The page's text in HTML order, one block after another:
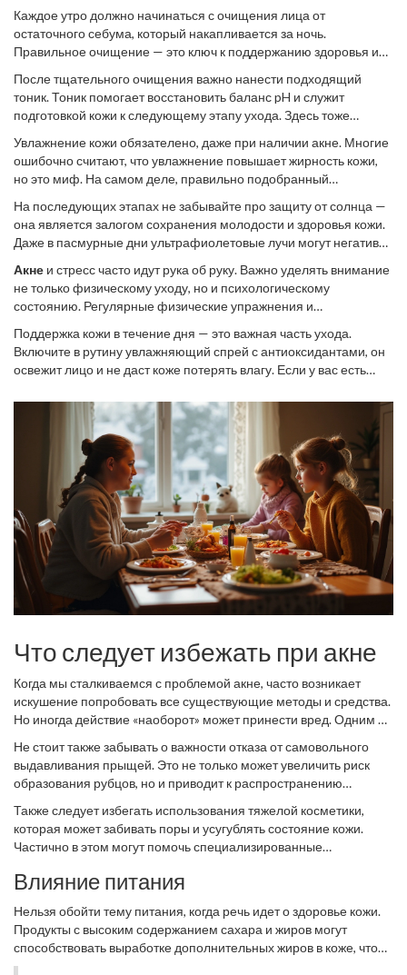
нужды и ожидания, только тогда вы сможете подобрать
действительно эффективные косметические средства.
Каждое утро должно начинаться с очищения лица от
остаточного себума, который накапливается за ночь.
Правильное очищение — это ключ к поддержанию здоровья и
использовать деликатное средство, которое не будет
пересушивать кожу. Выбирайте средства, содержащие
успокаивающие и противовоспалительные компоненты, такие
как алоэ вера или зеленый чай. Избегайте агрессивных
очищающих средств, содержащих спирт, так как они могут
привести к раздражению и увеличению выработки кожного
После тщательного очищения важно нанести подходящий
тоник. Тоник помогает восстановить баланс pH и служит
подготовкой кожи к следующему этапу ухода. Здесь тоже
Идеальными будут тоники, обогащенные такими
ингредиентами как ниацинамид, который помогает улучшить
текстуру кожи и уменьшить покраснения. Поддерживайте этот
ежедневный ритуал — это станет замечательной основой для
улучшения состояния кожи.
Увлажнение кожи обязателено, даже при наличии акне. Многие
ошибочно считают, что увлажнение повышает жирность кожи,
но это миф. На самом деле, правильно подобранный
влаги в норме. Ищите легкие кремы с матирующим эффектом
или содержащие гиалуроновую кислоту, которая прекрасно
насыщает кожу влагой, не забивая при этом поры.
На последующих этапах не забывайте про защиту от солнца —
она является залогом сохранения молодости и здоровья кожи.
Даже в пасмурные дни ультрафиолетовые лучи могут негативно
30, чтобы обезопасить кожу от преждевременного старения и
гиперпигментации из-за акне. Кремы с защитой от солнца
позволяют коже дышать и защищают её, что особенно важно
после применения эксфолиантов или кислот.
Акне и стресс часто идут рука об руку. Важно уделять внимание
не только физическому уходу, но и психологическому
состоянию. Регулярные физические упражнения и
помогает уменьшить уровень стресса и, как следствие,
сократить количество высыпаний. Заведите себе привычку
отдыхать и проводить время на свежем воздухе — это
Поддержка кожи в течение дня — это важная часть ухода.
Включите в рутину увлажняющий спрей с антиоксидантами, он
освежит лицо и не даст коже потерять влагу. Если у вас есть
проводите меньше времени в кондиционированных
помещениях, так как сухой воздух может негативно сказаться на
склонной к акне коже. Следите за тем, чтобы руки оставались
чистыми и не касайтесь лица, это убережет от попадания
бактерий и загрязнений.
Что следует избежать при акне
Когда мы сталкиваемся с проблемой акне, часто возникает
искушение попробовать все существующие методы и средства.
Но иногда действие «наоборот» может принести вред. Одним из
чрезмерного очищения кожи. Кажется, что агрессивное
очищение поможет избавиться от излишков себума и
загрязнений, но это не так. Чрезмерное очищение может
нарушить естественный барьер кожи, что приводит к ее
высушиванию и, как следствие, к более активной работе
сальных желез. Это замкнутый круг, который нужно разорвать,
Не стоит также забывать о важности отказа от самовольного
выдавливания прыщей. Это не только может увеличить риск
образования рубцов, но и приводит к распространению
Американская Академия Дерматологии, самопроизвольная
«экстракция» может вызвать более глубокое воспаление и
образование кист. Это значит, что лучше доверить такие
процедуры
Также следует избегать использования тяжелой косметики,
которая может забивать поры и усугублять состояние кожи.
Частично в этом могут помочь специализированные
состав. Предпочитайте некомедогенные формулы, которые
продуктами, прочитайте состав на упаковке, чтобы убедиться в
отсутствии в продукте веществ, которые могут негативно
сказаться на здоровье вашей кожи.
Влияние питания
Нельзя обойти тему питания, когда речь идет о здоровье кожи.
Продукты с высоким содержанием сахара и жиров могут
способствовать выработке дополнительных жиров в коже, что
может усилить проблему с акне. Существует мнение, что